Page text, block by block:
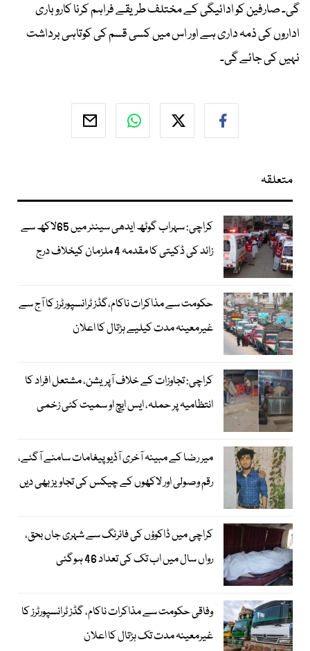
گی۔ صارفین کو ادائیگی کے مختلف طریقے فراہم کرنا کاروباری
اداروں کی ذمہ داری ہے اور اس میں کسی قسم کی کوتاہی برداشت
نہیں کی جائے گی۔
متعلقہ
کراچی: سہراب گوٹھ ایدھی سینٹر میں 65لاکھ سے
زائد کی ڈکیتی کا مقدمہ 4 ملزمان کیخلاف درج
حکومت سے مذاکرات ناکام،گڈز ٹرانسپورٹرز کا آج سے
غیرمعینہ مدت کیلیے ہڑتال کا اعلان
کراچی: تجاوزات کے خلاف آپریشن، مشتعل افراد کا
انتظامیہ پر حملہ، ایس ایچ او سمیت کئی زخمی
میر رضا کے مبینہ آخری آڈیو پیغامات سامنے آگئے،
رقم وصولی اور لاکھوں کے چیکس کی تجاویز بھی دیں
کراچی میں ڈاکوؤں کی فائرنگ سے شہری جاں بحق،
رواں سال میں اب تک کی تعداد 46 ہوگئی
وفاقی حکومت سے مذاکرات ناکام، گڈز ٹرانسپورٹرز کا
غیرمعینہ مدت تک ہڑتال کا اعلان